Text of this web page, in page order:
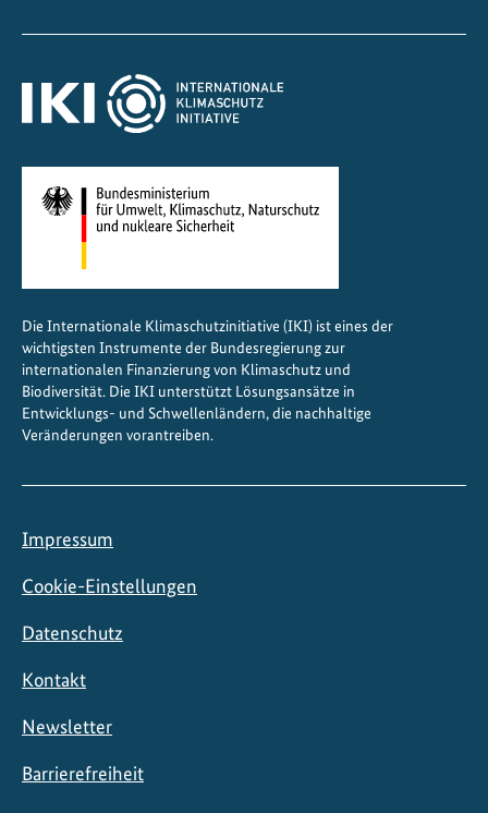
Die Internationale Klimaschutzinitiative (IKI) ist eines der
wichtigsten Instrumente der Bundesregierung zur
internationalen Finanzierung von Klimaschutz und
Biodiversität. Die IKI unterstützt Lösungsansätze in
Entwicklungs- und Schwellenländern, die nachhaltige
Veränderungen vorantreiben.
Impressum
Cookie-Einstellungen
Datenschutz
Kontakt
Newsletter
Barrierefreiheit